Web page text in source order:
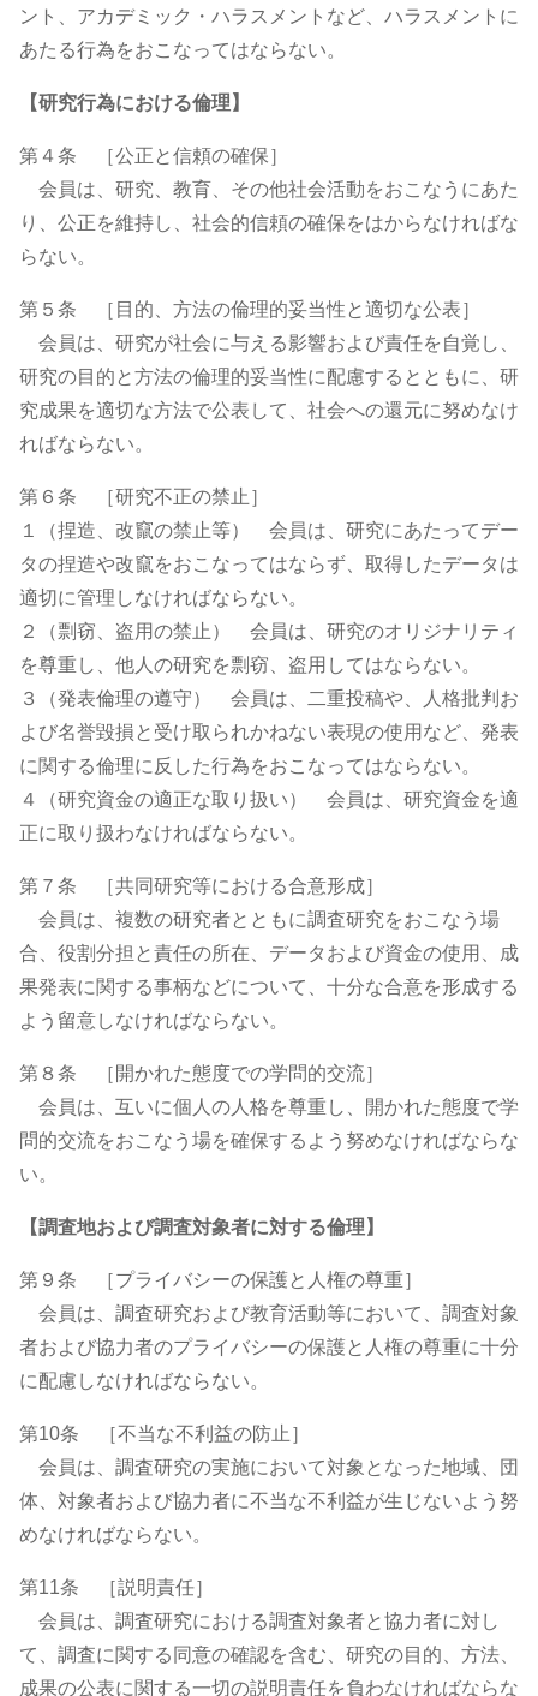
ント、アカデミック・ハラスメントなど、ハラスメントに
あたる行為をおこなってはならない。
【研究行為における倫理】
第４条 ［公正と信頼の確保］
会員は、研究、教育、その他社会活動をおこなうにあた
り、公正を維持し、社会的信頼の確保をはからなければな
らない。
第５条 ［目的、方法の倫理的妥当性と適切な公表］
会員は、研究が社会に与える影響および責任を自覚し、
研究の目的と方法の倫理的妥当性に配慮するとともに、研
究成果を適切な方法で公表して、社会への還元に努めなけ
ればならない。
第６条 ［研究不正の禁止］
１（捏造、改竄の禁止等） 会員は、研究にあたってデー
タの捏造や改竄をおこなってはならず、取得したデータは
適切に管理しなければならない。
２（剽窃、盗用の禁止） 会員は、研究のオリジナリティ
を尊重し、他人の研究を剽窃、盗用してはならない。
３（発表倫理の遵守） 会員は、二重投稿や、人格批判お
よび名誉毀損と受け取られかねない表現の使用など、発表
に関する倫理に反した行為をおこなってはならない。
４（研究資金の適正な取り扱い） 会員は、研究資金を適
正に取り扱わなければならない。
第７条 ［共同研究等における合意形成］
会員は、複数の研究者とともに調査研究をおこなう場
合、役割分担と責任の所在、データおよび資金の使用、成
果発表に関する事柄などについて、十分な合意を形成する
よう留意しなければならない。
第８条 ［開かれた態度での学問的交流］
会員は、互いに個人の人格を尊重し、開かれた態度で学
問的交流をおこなう場を確保するよう努めなければならな
い。
【調査地および調査対象者に対する倫理】
第９条 ［プライバシーの保護と人権の尊重］
会員は、調査研究および教育活動等において、調査対象
者および協力者のプライバシーの保護と人権の尊重に十分
に配慮しなければならない。
第10条 ［不当な不利益の防止］
会員は、調査研究の実施において対象となった地域、団
体、対象者および協力者に不当な不利益が生じないよう努
めなければならない。
第11条 ［説明責任］
会員は、調査研究における調査対象者と協力者に対し
て、調査に関する同意の確認を含む、研究の目的、方法、
成果の公表に関する一切の説明責任を負わなければならな